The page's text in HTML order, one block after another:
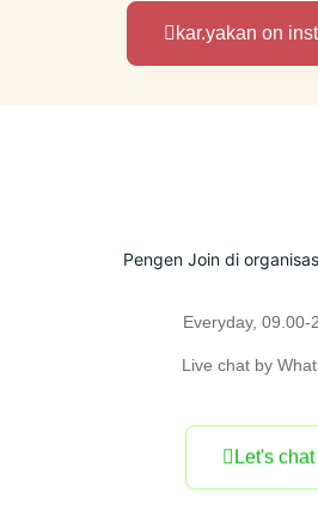
kar.yakan on
Pengen Join di
Everyday, 09.00-
Live chat by
Let's chat